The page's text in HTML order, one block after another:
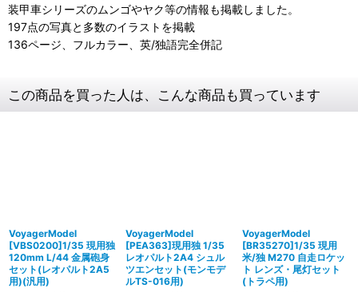
装甲車シリーズのムンゴやヤク等の情報も掲載しました。
197点の写真と多数のイラストを掲載
136ページ、フルカラー、英/独語完全併記
この商品を買った人は、こんな商品も買っています
VoyagerModel
[VBS0200]1/35 現用独
120mm L/44 金属砲身
セット(レオパルト2A5
用)(汎用)
VoyagerModel
[PEA363]現用独 1/35
レオパルト2A4 シュル
ツエンセット(モンモデ
ルTS-016用)
VoyagerModel
[BR35270]1/35 現用
米/独 M270 自走ロケッ
ト レンズ・尾灯セット
(トラペ用)